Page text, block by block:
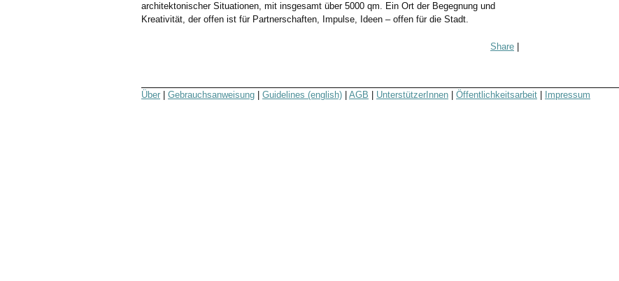
architektonischer Situationen, mit insgesamt über 5000 qm. Ein Ort der Begegnung und
Kreativität, der offen ist für Partnerschaften, Impulse, Ideen – offen für die Stadt.
Share
Über Gebrauchsanweisung Guidelines (english) AGB UnterstützerInnen Öffentlichkeitsarbeit Impressum